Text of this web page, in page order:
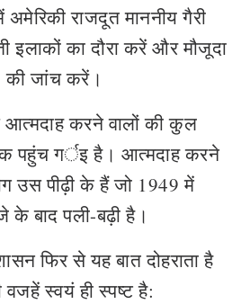
राजदूत माननीय गैरी
इलाकों का दौरा करें और मौजूदा
की जांच करें।
करने वालों की कुल
पहुंच गर्इ है। आत्मदाह करने
उस पीढ़ी के हैं जो 1949 में
के बाद पली-बढ़ी है।
फिर से यह बात दोहराता है
स्वयं ही स्पष्ट है: